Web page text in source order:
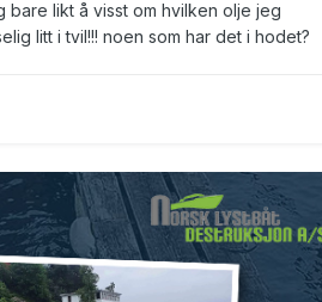
bare likt å visst om hvilken olje jeg
litt i tvil!!! noen som har det i hodet?